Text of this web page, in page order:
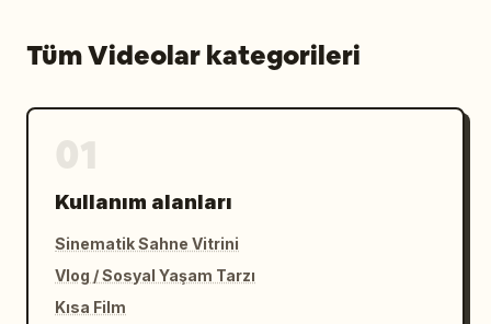
Tüm Videolar kategorileri
Kullanım alanları
Sinematik Sahne Vitrini
Vlog / Sosyal Yaşam Tarzı
Kısa Film